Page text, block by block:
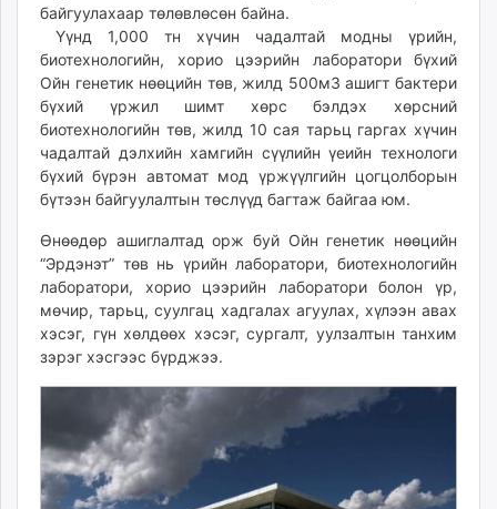
shudarga.mn
shuurhai.mn
unuudur.mn
isee.mn
mglradio.com
fact.mn
itoim.mn
tumen.mn
shuum.mn
times.mn
tvmongolia.mn
mass.mn
unegui.mn
paparazzi.mn
unread.today
байгуулахаар төлөвлөсөн байна.
Үүнд 1,000 тн хүчин чадалтай модны үрийн,
биотехнологийн, хорио цээрийн лаборатори бүхий
Ойн генетик нөөцийн төв, жилд 500м3 ашигт бактери
бүхий үржил шимт хөрс бэлдэх хөрсний
биотехнологийн төв, жилд 10 сая тарьц гаргах хүчин
чадалтай дэлхийн хамгийн сүүлийн үеийн технологи
бүхий бүрэн автомат мод үржүүлгийн цогцолборын
бүтээн байгуулалтын төслүүд багтаж байгаа юм.
Өнөөдөр ашиглалтад орж буй Ойн генетик нөөцийн
“Эрдэнэт” төв нь үрийн лаборатори, биотехнологийн
лаборатори, хорио цээрийн лаборатори болон үр,
мөчир, тарьц, суулгац хадгалах агуулах, хүлээн авах
хэсэг, гүн хөлдөөх хэсэг, сургалт, уулзалтын танхим
зэрэг хэсгээс бүрджээ.